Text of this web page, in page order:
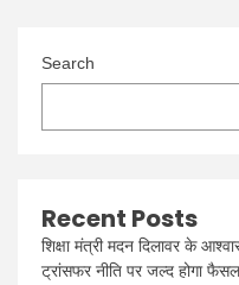
Search
Recent Posts
शिक्षा मंत्री मदन दिलावर के
ट्रांसफर नीति पर जल्द होगा